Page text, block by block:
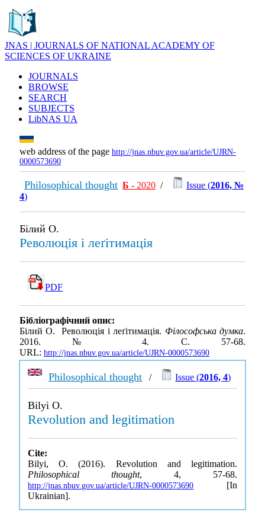
JNAS | JOURNALS OF NATIONAL ACADEMY OF
SCIENCES OF UKRAINE
JOURNALS
BROWSE
SEARCH
SUBJECTS
LibNAS UA
web address of the page http://jnas.nbuv.gov.ua/article/UJRN-
0000573690
Philosophical thought Б - 2020 / Issue (2016, №
4)
Білий О.
Революція і леґітимація
PDF
Бібліографічний опис:
Білий О. Революція і леґітимація. Філософська думка.
2016. № 4. С. 57-68.
URL: http://jnas.nbuv.gov.ua/article/UJRN-0000573690
Philosophical thought / Issue (2016, 4)
Bilyi O.
Revolution and legitimation
Cite:
Bilyi, O. (2016). Revolution and legitimation.
Philosophical thought, 4, 57-68.
http://jnas.nbuv.gov.ua/article/UJRN-0000573690 [In
Ukrainian].